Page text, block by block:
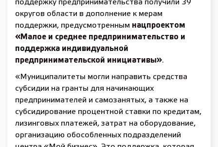
поддержку предпринимательства получили 39
округов области в дополнение к мерам
поддержки, предусмотренным нацпроектом
«Малое и среднее предпринимательство и
поддержка индивидуальной
предпринимательской инициативы».
«Муниципалитеты могли направить средства
субсидии на гранты для начинающих
предпринимателей и самозанятых, а также на
субсидирование процентной ставки по кредитам,
лизинговых платежей, затрат на оборудование,
организацию обособленных подразделений